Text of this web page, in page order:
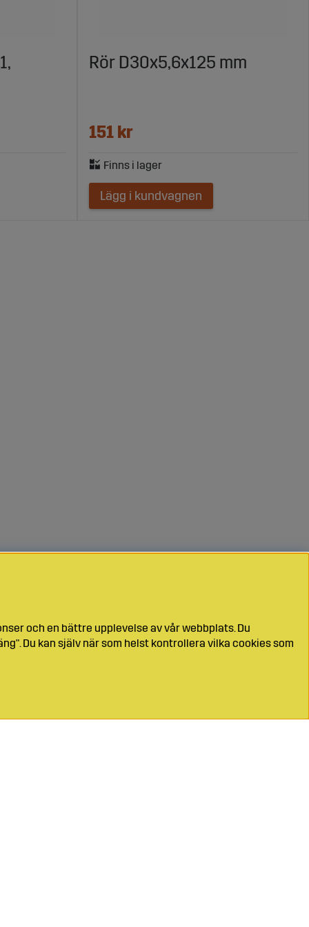
Rör D30x5,6x125 mm
151 kr
Lägg i kundvagnen
och en bättre upplevelse av vår webbplats. Du
Du kan själv när som helst kontrollera vilka cookies som